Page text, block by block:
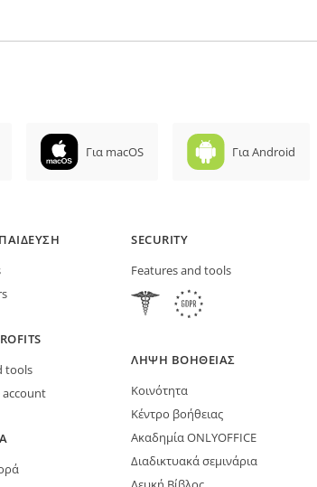
Για macOS Για Android
tools
account
SECURITY
Features and tools
ΛΉΨΗ ΒΟΉΘΕΙΑΣ
Κοινότητα
Κέντρο βοήθειας
Ακαδημία ONLYOFFICE
Διαδικτυακά σεμινάρια